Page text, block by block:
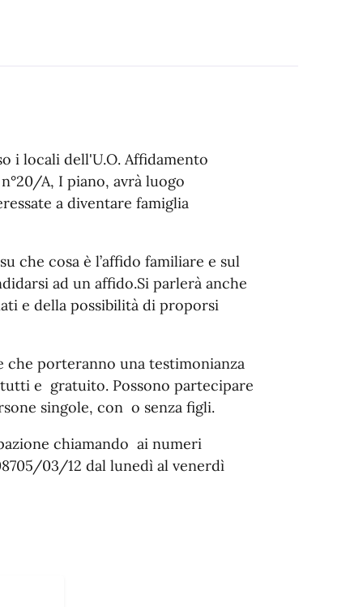
i locali dell'U.O. Affidamento
A, I piano, avrà luogo
a diventare famiglia
che cosa è l’affido familiare e sul
ad un affido.Si parlerà anche
e della possibilità di proporsi
che porteranno una testimonianza
e gratuito. Possono partecipare
singole, con o senza figli.
chiamando ai numeri
03/12 dal lunedì al venerdì